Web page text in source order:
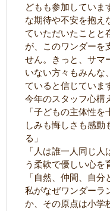
どもも参加していま
な期待や不安を抱え
ていただいたことと
が、このワンダーを
せん。きっと、サマ
いない方々もみんな
ていると信じていま
今年のスタッフ心構
「子どもの主体性
しみも悔しさも感動
る」
「人は誰一人同じ
う柔軟で優しい心を
「自然、仲間、自分
私がなぜワンダーラ
か、その原点は小学